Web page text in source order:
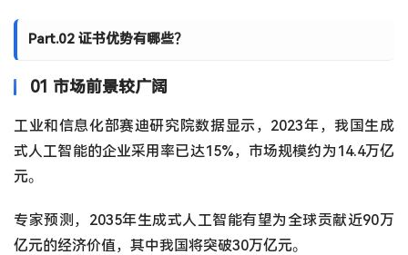
Part.02 证书优势有哪些？
01 市场前景较广阔
工业和信息化部赛迪研究院数据显示，2023年，我国生成
式人工智能的企业采用率已达15%，市场规模约为14.4万亿
元。
专家预测，2035年生成式人工智能有望为全球贡献近90万
亿元的经济价值，其中我国将突破30万亿元。